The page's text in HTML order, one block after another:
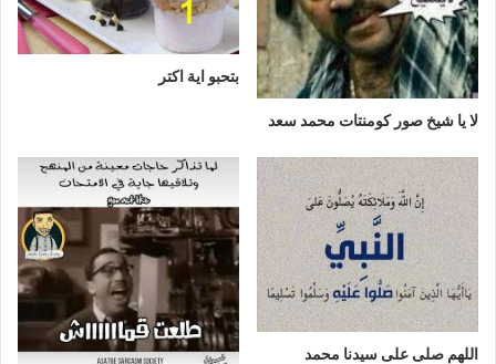
لا يا شيخ صور كومنتات محمد سعد
بتحبو اية اكتر
اللهم صلى على سيدنا محمد